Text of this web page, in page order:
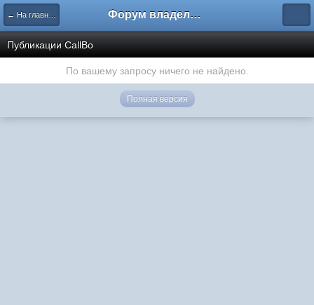
← На главную Форум владельцев интернет-магазинов
Публикации CallBo
По вашему запросу ничего не найдено.
Полная версия